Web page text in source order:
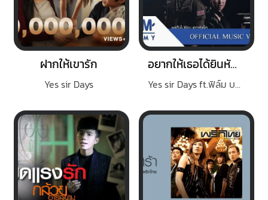
ฝากให้เขารัก
Yes sir Days
อยากให้เธอได้ยินหัวใจ
Yes sir Days ft.ฟิล์ม บงกช